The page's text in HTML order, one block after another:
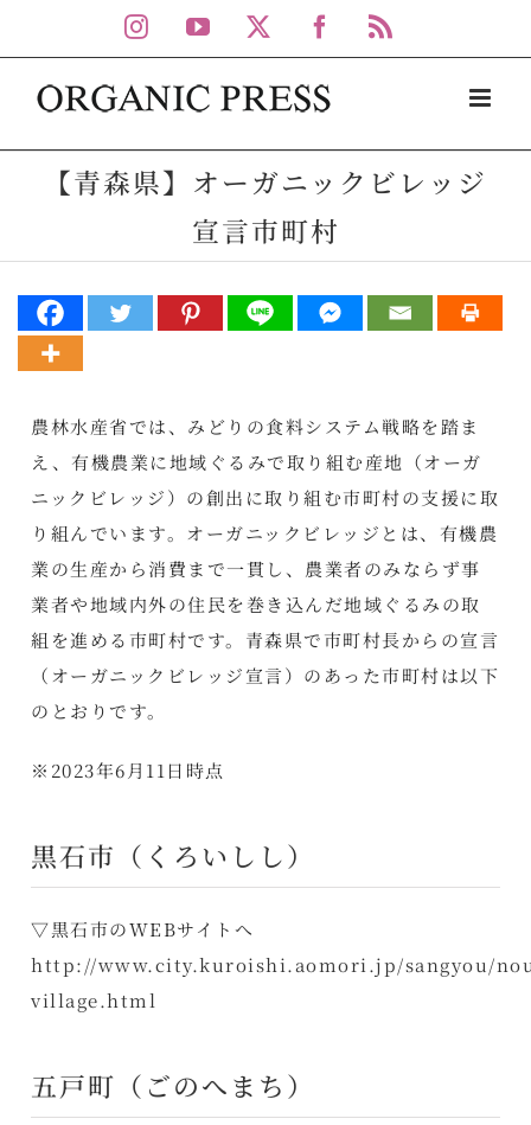
to
content
Instagram
YouTube Facebook
【青森県】オーガニックビレッジ
宣言市町村
農林水産省では、みどりの食料システム戦略を踏ま
え、有機農業に地域ぐるみで取り組む産地（オーガ
ニックビレッジ）の創出に取り組む市町村の支援に取
り組んでいます。オーガニックビレッジとは、有機農
業の生産から消費まで一貫し、農業者のみならず事
業者や地域内外の住民を巻き込んだ地域ぐるみの取
組を進める市町村です。青森県で市町村長からの宣言
（オーガニックビレッジ宣言）のあった市町村は以下
のとおりです。
※2023年6月11日時点
黒石市（くろいしし）
▽黒石市のWEBサイトへ
http://www.city.kuroishi.aomori.jp/sangyou/
village.html
五戸町（ごのへまち）